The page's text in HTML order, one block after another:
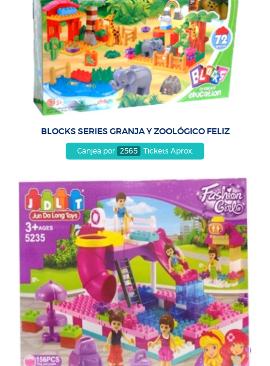
BLOCKS SERIES GRANJA Y ZOOLÓGICO FELIZ
Canjea por 2565 Tickets Aprox.